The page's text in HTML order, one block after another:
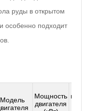
руды в открытом
особенно подходит
Модель
Мощность
двигателя